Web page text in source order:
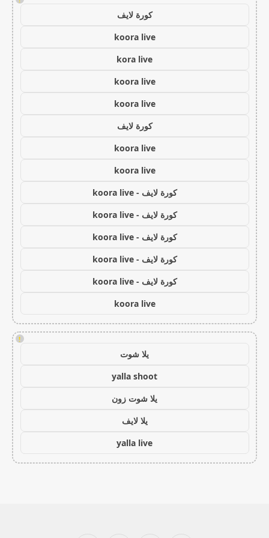
كورة لايف
koora live
kora live
koora live
koora live
كورة لايف
koora live
koora live
كورة لايف - koora live
كورة لايف - koora live
كورة لايف - koora live
كورة لايف - koora live
كورة لايف - koora live
koora live
!
يلا شوت
yalla shoot
يلا شوت زون
يلا لايف
yalla live